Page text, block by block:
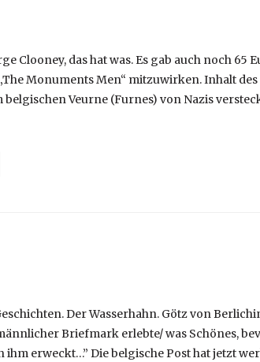
Clooney, das hat was. Es gab auch noch 65
Monuments Men“ mitzuwirken. Inhalt
Veurne (Furnes) von Nazis
Der Wasserhahn. Götz von
Briefmark erlebte/ was Schönes,
ihm erweckt…” Die belgische Post hat jetzt